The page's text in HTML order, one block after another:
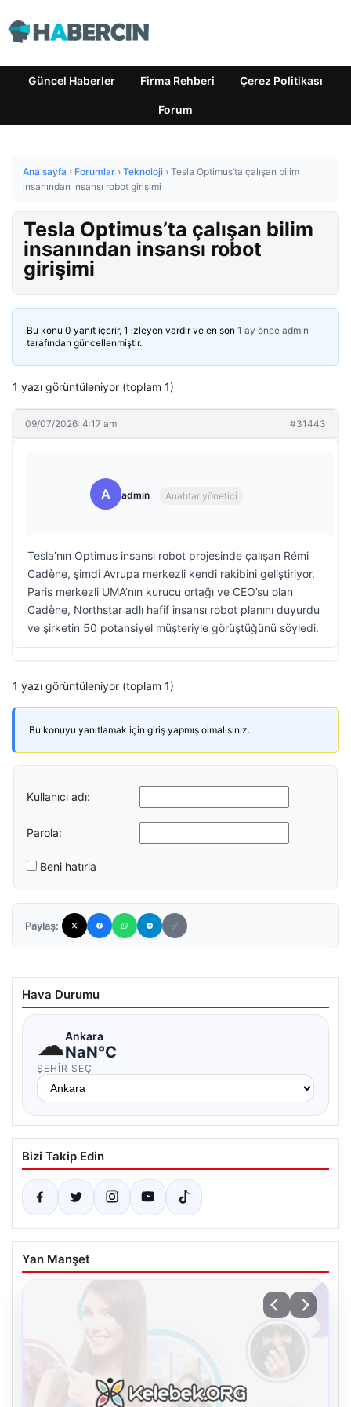
Güncel Haberler Firma Rehberi Çerez Politikası
Forum
Ana sayfa › Forumlar › Teknoloji › Tesla Optimus’ta çalışan bilim
insanından insansı robot girişimi
Tesla Optimus’ta çalışan bilim
insanından insansı robot
girişimi
Bu konu 0 yanıt içerir, 1 izleyen vardır ve en son 1 ay önce admin
tarafından güncellenmiştir.
1 yazı görüntüleniyor (toplam 1)
09/07/2026: 4:17 am #31443
A admin Anahtar yönetici
Tesla’nın Optimus insansı robot projesinde çalışan Rémi
Cadène, şimdi Avrupa merkezli kendi rakibini geliştiriyor.
Paris merkezli UMA’nın kurucu ortağı ve CEO’su olan
Cadène, Northstar adlı hafif insansı robot planını duyurdu
ve şirketin 50 potansiyel müşteriyle görüştüğünü söyledi.
1 yazı görüntüleniyor (toplam 1)
Bu konuyu yanıtlamak için giriş yapmış olmalısınız.
Kullanıcı adı:
Parola:
Beni hatırla
Paylaş:
Hava Durumu
☁Ankara
NaN°C
ŞEHIR SEÇ
Bizi Takip Edin
Yan Manşet